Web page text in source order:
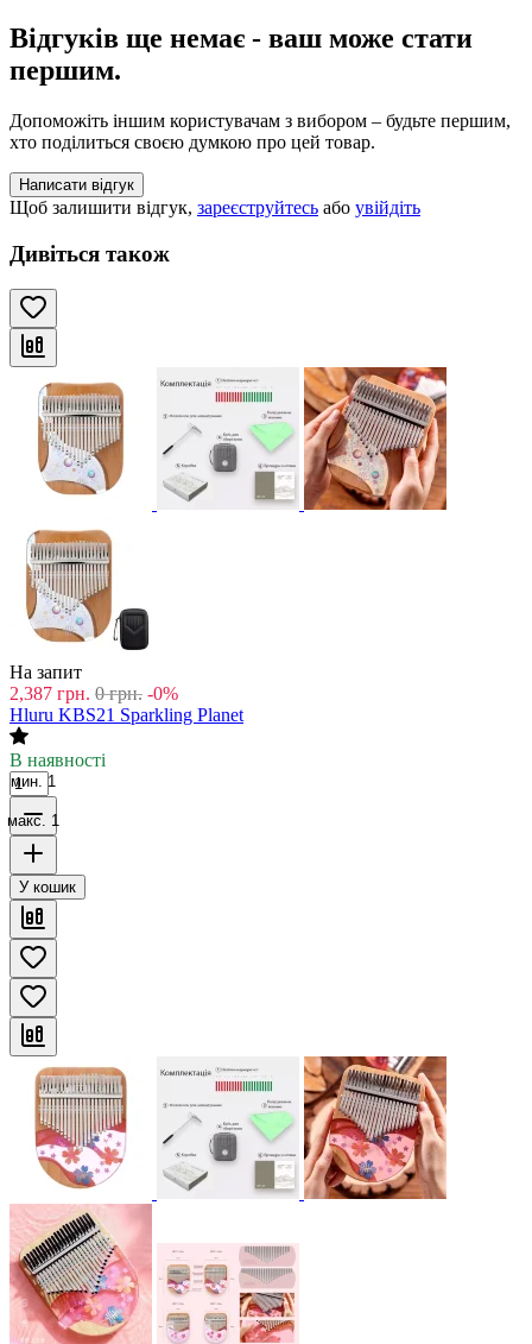
Відгуків ще немає - ваш може стати
першим.
Допоможіть іншим користувачам з вибором – будьте першим,
хто поділиться своєю думкою про цей товар.
Написати відгук
Щоб залишити відгук, зареєструйтесь або увійдіть
Дивіться також
На запит
2,387 грн. 0 грн. -0%
Hluru KBS21 Sparkling Planet
В наявності
мин. 1
макс. 1
У кошик